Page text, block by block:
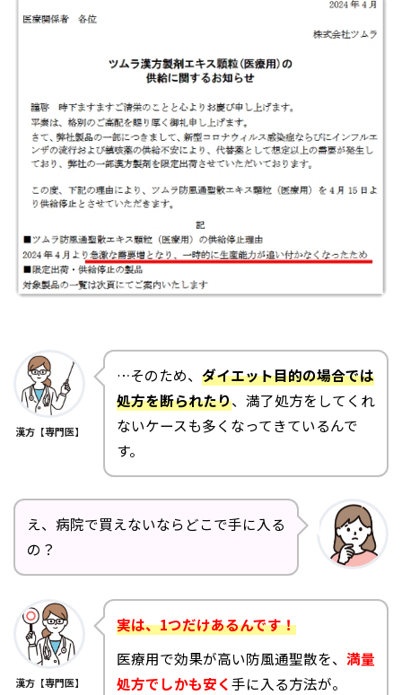
漢方【専門医】
…そのため、 ダイエット目的の場合では
処方を断られたり、満了処方をしてくれ
ないケースも多くなってきているんで
す。
え、病院で買えないならどこで手に入る
の？
漢方【専門医】
実は、1つだけあるんです！
医療用で効果が高い防風通聖散を、 満量
処方でしかも安く手に入る方法が。